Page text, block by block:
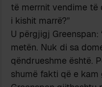
të merrnit vendime të
i kishit marrë?”
U përgjigj
metën. Nuk di sa
qëndrueshme është.
shumë fakti që e kam